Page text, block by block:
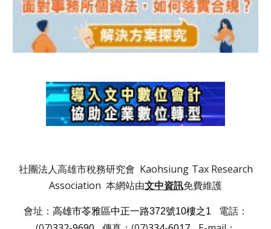
社團法人高雄市稅務研究會 Kaohsiung Tax Research
Association 本網站由文中資訊免費維護
會址： 高雄市苓雅區中正一路372號10樓之1
電話：